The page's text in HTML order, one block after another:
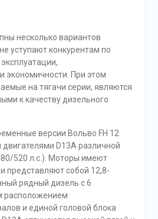
несколько вариантов
уступают конкурентам по
экономичности. При этом
на тягачи серии, являются
к качеству дизельного
версии Вольво FH 12
D13A различной
520 л.с.). Моторы имеют
представляют собой 12,8-
рядный дизель с 6
расположением
и единой головой блока